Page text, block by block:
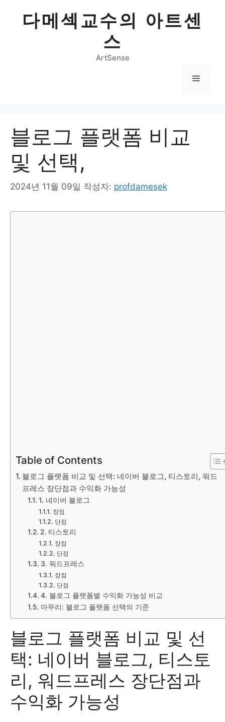
다메섹교수의 아트센
스
ArtSense
메
블로그 플랫폼 비교
및 선택,
2024년 11월 09일 작성자: profdamesek
Table of Contents
블로그 플랫폼 비교 및 선택: 네이버 블로그, 티스토리, 워드
프레스 장단점과 수익화 가능성
1. 네이버 블로그
장점
단점
2. 티스토리
장점
단점
3. 워드프레스
장점
단점
4. 블로그 플랫폼별 수익화 가능성 비교
마무리: 블로그 플랫폼 선택의 기준
블로그 플랫폼 비교 및 선
택: 네이버 블로그, 티스토
리, 워드프레스 장단점과
수익화 가능성